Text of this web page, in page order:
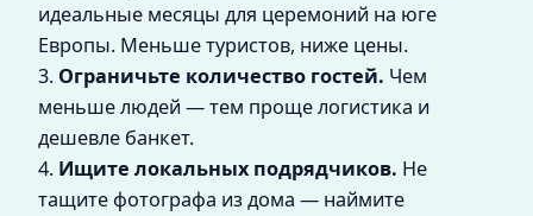
идеальные месяцы для церемоний на юге
Европы. Меньше туристов, ниже цены.
3. Ограничьте количество гостей. Чем
меньше людей — тем проще логистика и
дешевле банкет.
4. Ищите локальных подрядчиков. Не
тащите фотографа из дома — наймите